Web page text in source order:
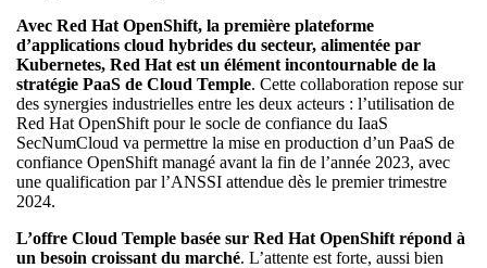
Avec Red Hat OpenShift, la première plateforme
d’applications cloud hybrides du secteur, alimentée par
Kubernetes, Red Hat est un élément incontournable de la
stratégie PaaS de Cloud Temple. Cette collaboration repose sur
des synergies industrielles entre les deux acteurs : l’utilisation de
Red Hat OpenShift pour le socle de confiance du IaaS
SecNumCloud va permettre la mise en production d’un PaaS de
confiance OpenShift managé avant la fin de l’année 2023, avec
une qualification par l’ANSSI attendue dès le premier trimestre
2024.
L’offre Cloud Temple basée sur Red Hat OpenShift répond à
un besoin croissant du marché. L’attente est forte, aussi bien